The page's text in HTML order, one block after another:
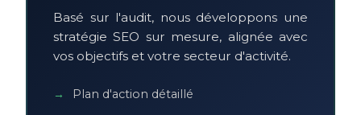
Basé sur l'audit, nous développons une
stratégie SEO sur mesure, alignée avec
vos objectifs et votre secteur d'activité.
Plan d'action détaillé